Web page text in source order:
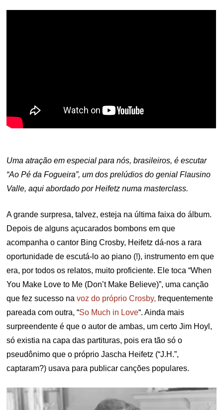
Uma atração em especial para nós, brasileiros, é escutar
“Ao Pé da Fogueira”, um dos prelúdios do genial Flausino
Valle, aqui abordado por Heifetz numa masterclass.
A grande surpresa, talvez, esteja na última faixa do álbum.
Depois de alguns açucarados bombons em que
acompanha o cantor Bing Crosby, Heifetz dá-nos a rara
oportunidade de escutá-lo ao piano (!), instrumento em que
era, por todos os relatos, muito proficiente. Ele toca “When
You Make Love to Me (Don’t Make Believe)”, uma canção
que fez sucesso navoz do próprio Crosby,frequentemente
pareada com outra, “So Much in Love“. Ainda mais
surpreendente é que o autor de ambas, um certo Jim Hoyl,
só existia na capa das partituras, pois era tão só o
pseudônimo que o próprio Jascha Heifetz (“J.H.”,
captaram?) usava para publicar canções populares.